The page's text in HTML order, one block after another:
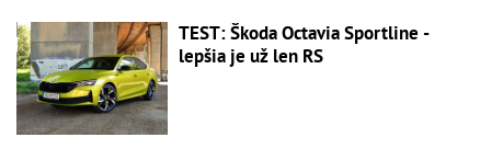
TEST: Škoda Octavia Sportline -
lepšia je už len RS